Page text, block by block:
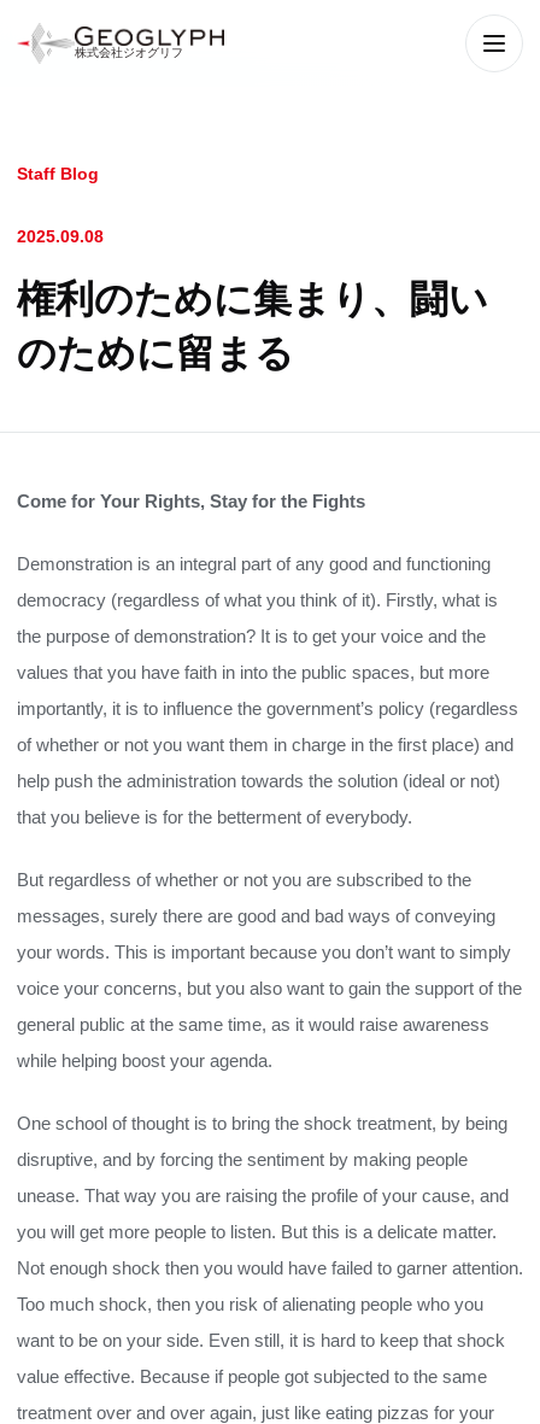
株式会社ジオグリフ
メニ
Staff Blog
2025.09.08
権利のために集まり、闘い
のために留まる
Come for Your Rights, Stay for the Fights
Demonstration is an integral part of any good and functioning
democracy (regardless of what you think of it). Firstly, what is
the purpose of demonstration? It is to get your voice and the
values that you have faith in into the public spaces, but more
importantly, it is to influence the government’s policy (regardless
of whether or not you want them in charge in the first place) and
help push the administration towards the solution (ideal or not)
that you believe is for the betterment of everybody.
But regardless of whether or not you are subscribed to the
messages, surely there are good and bad ways of conveying
your words. This is important because you don’t want to simply
voice your concerns, but you also want to gain the support of the
general public at the same time, as it would raise awareness
while helping boost your agenda.
One school of thought is to bring the shock treatment, by being
disruptive, and by forcing the sentiment by making people
unease. That way you are raising the profile of your cause, and
you will get more people to listen. But this is a delicate matter.
Not enough shock then you would have failed to garner attention.
Too much shock, then you risk of alienating people who you
want to be on your side. Even still, it is hard to keep that shock
value effective. Because if people got subjected to the same
treatment over and over again, just like eating pizzas for your